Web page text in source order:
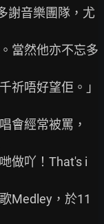
謝音樂團隊，尤
當然他亦不忘多
祈唔好望佢。」
會經常被罵，
做吖！That's i
Medley，於11